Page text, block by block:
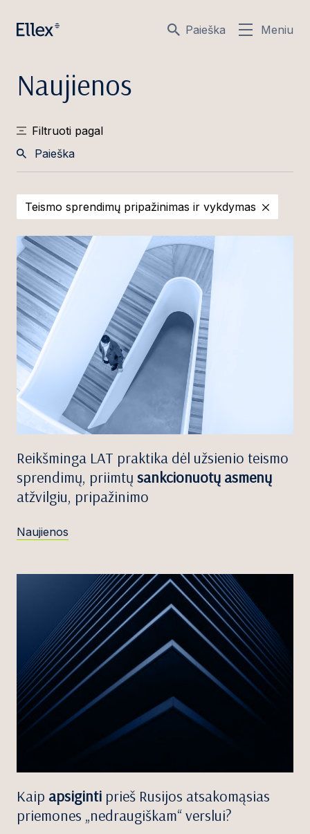
Paieška Meniu
Naujienos
Filtruoti pagal
Teismo sprendimų pripažinimas ir vykdymas
Reikšminga LAT praktika dėl užsienio teismo
sprendimų, priimtų sankcionuotų asmenų
atžvilgiu, pripažinimo
Naujienos
Kaip apsiginti prieš Rusijos atsakomąsias
priemones „nedraugiškam“ verslui?